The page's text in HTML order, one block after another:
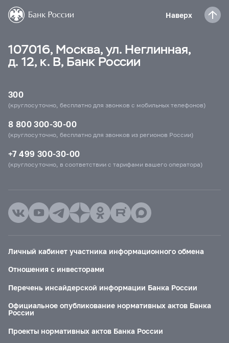
Наверх
107016, Москва, ул. Неглинная,
д. 12, к. В, Банк России
300
(круглосуточно, бесплатно для звонков с мобильных телефонов)
8 800 300-30-00
(круглосуточно, бесплатно для звонков из регионов России)
+7 499 300-30-00
(круглосуточно, в соответствии с тарифами вашего оператора)
Личный кабинет участника информационного обмена
Отношения с инвесторами
Перечень инсайдерской информации Банка России
Официальное опубликование нормативных актов Банка
России
Проекты нормативных актов Банка России